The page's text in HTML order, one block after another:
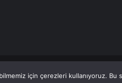
DakikaHaberlerCanlı Haber'den
için çerezleri kullanıyoruz.